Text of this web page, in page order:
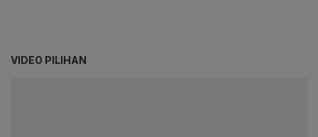
VIDEO PILIHAN